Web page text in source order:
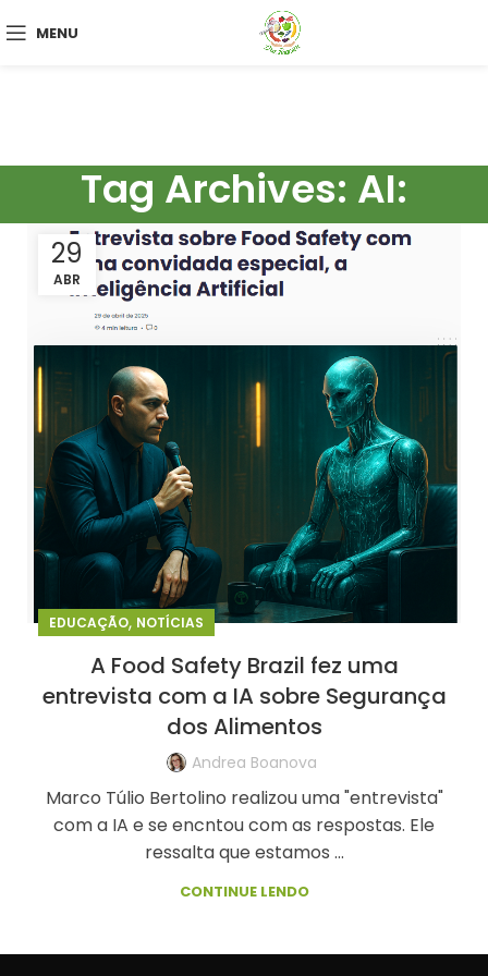
MENU
Tag Archives: AI:
29
ABR
EDUCAÇÃO, NOTÍCIAS
A Food Safety Brazil fez uma
entrevista com a IA sobre Segurança
dos Alimentos
Andrea Boanova
Marco Túlio Bertolino realizou uma "entrevista"
com a IA e se encntou com as respostas. Ele
ressalta que estamos ...
CONTINUE LENDO